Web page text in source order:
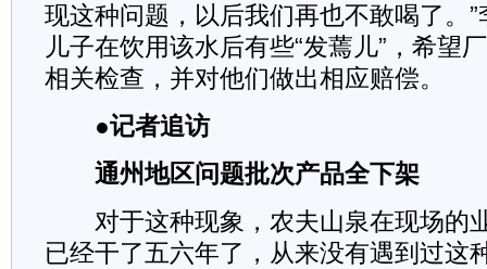
现这种问题，以后我们再也不敢喝了。
儿子在饮用该水后有些“发蔫儿”，希望
相关检查，并对他们做出相应赔偿。
●记者追访
通州地区问题批次产品全下架
对于这种现象，农夫山泉在现场的
已经干了五六年了，从来没有遇到过这